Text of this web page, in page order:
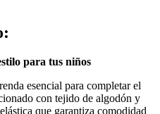
:
para tus niños
esencial para completar el
con tejido de algodón y
que garantiza comodidad